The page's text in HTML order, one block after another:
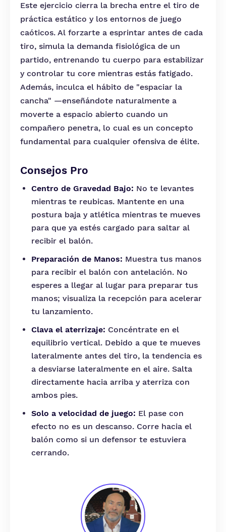
Este ejercicio cierra la brecha entre el tiro de
práctica estático y los entornos de juego
caóticos. Al forzarte a esprintar antes de cada
tiro, simula la demanda fisiológica de un
partido, entrenando tu cuerpo para estabilizar
y controlar tu core mientras estás fatigado.
Además, inculca el hábito de "espaciar la
cancha" —enseñándote naturalmente a
moverte a espacio abierto cuando un
compañero penetra, lo cual es un concepto
fundamental para cualquier ofensiva de élite.
Consejos Pro
Centro de Gravedad Bajo: No te levantes
mientras te reubicas. Mantente en una
postura baja y atlética mientras te mueves
para que ya estés cargado para saltar al
recibir el balón.
Preparación de Manos: Muestra tus manos
para recibir el balón con antelación. No
esperes a llegar al lugar para preparar tus
manos; visualiza la recepción para acelerar
tu lanzamiento.
Clava el aterrizaje: Concéntrate en el
equilibrio vertical. Debido a que te mueves
lateralmente antes del tiro, la tendencia es
a desviarse lateralmente en el aire. Salta
directamente hacia arriba y aterriza con
ambos pies.
Solo a velocidad de juego: El pase con
efecto no es un descanso. Corre hacia el
balón como si un defensor te estuviera
cerrando.